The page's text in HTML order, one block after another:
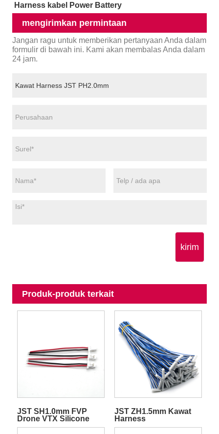
Harness kabel Power Battery
mengirimkan permintaan
Jangan ragu untuk memberikan pertanyaan Anda dalam
formulir di bawah ini. Kami akan membalas Anda dalam
24 jam.
kirim
Produk-produk terkait
JST SH1.0mm FVP
Drone VTX Silicone
Quadcopter
JST ZH1.5mm Kawat
Harness